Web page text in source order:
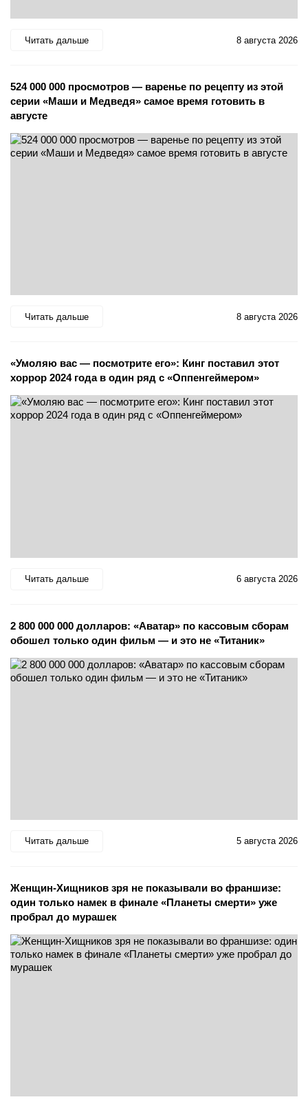
Читать дальше 8 августа 2026
524 000 000 просмотров — варенье по рецепту из этой
серии «Маши и Медведя» самое время готовить в
августе
Читать дальше 8 августа 2026
«Умоляю вас — посмотрите его»: Кинг поставил этот
хоррор 2024 года в один ряд с «Оппенгеймером»
Читать дальше 6 августа 2026
2 800 000 000 долларов: «Аватар» по кассовым сборам
обошел только один фильм — и это не «Титаник»
Читать дальше 5 августа 2026
Женщин-Хищников зря не показывали во франшизе:
один только намек в финале «Планеты смерти» уже
пробрал до мурашек